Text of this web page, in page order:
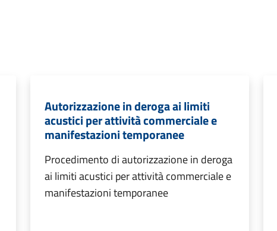
Autorizzazione in deroga ai limiti
acustici per attività commerciale e
manifestazioni temporanee
Procedimento di autorizzazione in deroga
ai limiti acustici per attività commerciale e
manifestazioni temporanee